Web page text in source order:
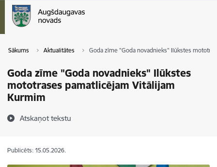
Sākums Aktualitātes Goda zīme "Goda novadnieks" Ilūkstes
Goda zīme "Goda novadnieks" Ilūkstes
mototrases pamatlicējam Vitālijam
Kurmim
Atskaņot tekstu
Publicēts: 15.05.2026.